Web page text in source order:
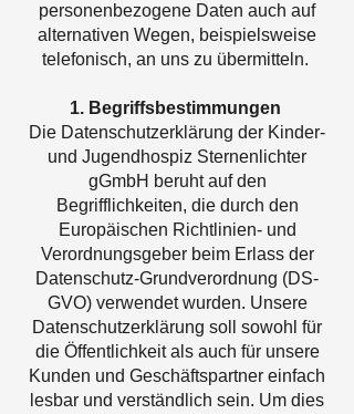
personenbezogene Daten auch auf
alternativen Wegen, beispielsweise
telefonisch, an uns zu übermitteln.
1. Begriffsbestimmungen
Die Datenschutzerklärung der Kinder-
und Jugendhospiz Sternenlichter
gGmbH beruht auf den
Begrifflichkeiten, die durch den
Europäischen Richtlinien- und
Verordnungsgeber beim Erlass der
Datenschutz-Grundverordnung (DS-
GVO) verwendet wurden. Unsere
Datenschutzerklärung soll sowohl für
die Öffentlichkeit als auch für unsere
Kunden und Geschäftspartner einfach
lesbar und verständlich sein. Um dies